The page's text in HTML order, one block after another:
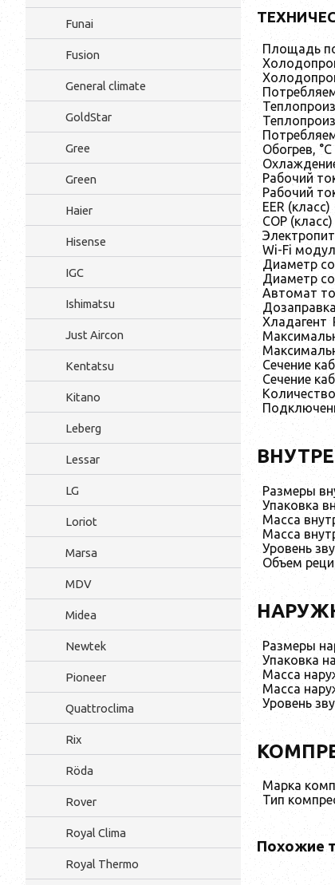
Funai
Fusion
General climate
GoldStar
Gree
Green
Haier
Hisense
IGC
Ishimatsu
Just Aircon
Kentatsu
Kitano
Leberg
Lessar
LG
Loriot
Marsa
MDV
Midea
Newtek
Pioneer
Quattroclima
Rix
Röda
Rover
Royal Clima
Royal Thermo
Площадь
Обогрев, °С
Рабочий
Рабочий
EER (класс)
COP (класс)
Wi-Fi
Диаметр
Диаметр
Автомат
Хладагент
Сечение
Сечение
Размеры
Упаковка
Масса
Масса
Уровень
Объем
Размеры
Упаковка
Масса
Масса
Уровень
Марка
Тип
Похожие